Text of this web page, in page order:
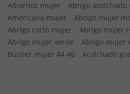
Albornoz mujer
Abrigo acolchado
Americana mujer
Abrigo mujer
Abrigo corto mujer
Abrigo mujer
Abrigo mujer verde
Abrigo mujer
Bustier mujer 44 46
Acolchado